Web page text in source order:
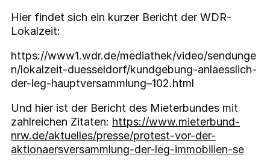
Hier findet sich ein kurzer Bericht der WDR-
Lokalzeit:
https://www1.wdr.de/mediathek/video/sendunge
n/lokalzeit-duesseldorf/kundgebung-anlaesslich-
der-leg-hauptversammlung–102.html
Und hier ist der Bericht des Mieterbundes mit
zahlreichen Zitaten: https://www.mieterbund-
nrw.de/aktuelles/presse/protest-vor-der-
aktionaersversammlung-der-leg-immobilien-se